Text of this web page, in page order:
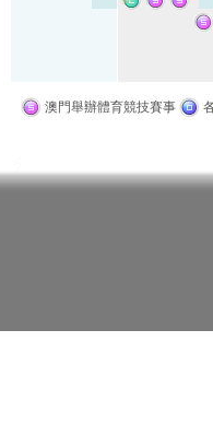
澳門舉辦體育競技賽事